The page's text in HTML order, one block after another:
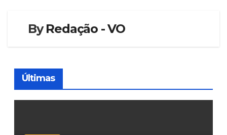
ByRedação - VO
Últimas